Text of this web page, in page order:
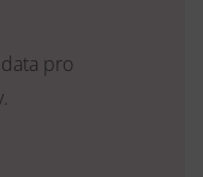
pro